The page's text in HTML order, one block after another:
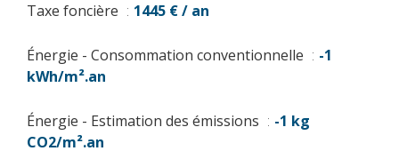
Taxe foncière 1445 € / an
Énergie - Consommation conventionnelle
-1
kWh/m².an
Énergie - Estimation des émissions
-1 kg
CO2/m².an